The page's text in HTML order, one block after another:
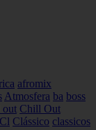
afromix
Atmosfera ba boss
out Chill Out
Cl Clássico classicos